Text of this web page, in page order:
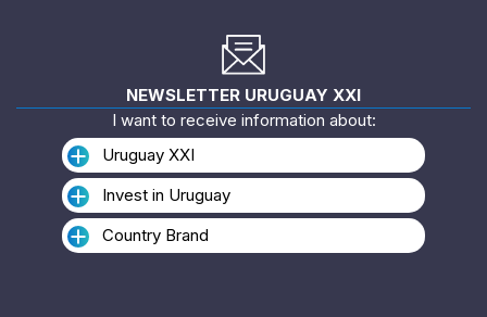
NEWSLETTER URUGUAY XXI
I want to receive information about:
Uruguay XXI
Invest in Uruguay
Country Brand